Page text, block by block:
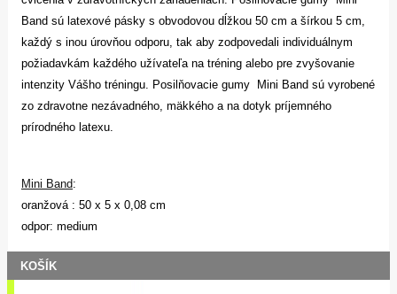
Band sú latexové pásky s obvodovou dĺžkou 50 cm a šírkou 5 cm,
každý s inou úrovňou odporu, tak aby zodpovedali individuálnym
požiadavkám každého užívateľa na tréning alebo pre zvyšovanie
intenzity Vášho tréningu. Posilňovacie gumy Mini Band sú vyrobené
zo zdravotne nezávadného, ​​mäkkého a na dotyk príjemného
prírodného latexu.
Mini Band:
oranžová : 50 x 5 x 0,08 cm
odpor: medium
KOŠÍK